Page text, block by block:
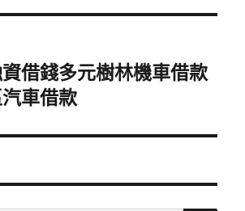
借錢多元樹林機車借款
車借款